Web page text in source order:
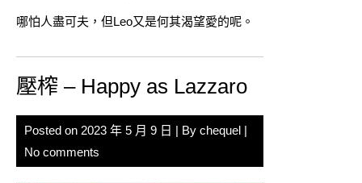
哪怕人盡可夫，但Leo又是何其渴望愛的呢。
壓榨 – Happy as Lazzaro
Posted on 2023 年 5 月 9 日 | By chequel |
No comments